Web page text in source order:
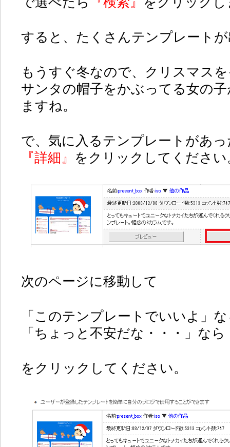
すると、たくさんテンプレート
もうすぐ冬なので、クリスマス
サンタの帽子をかぶってる女の
ますね。
で、気に入るテンプレートがあ
『詳細』
をクリックしてください
次のページに移動して
「このテンプレートでいいよ」
「ちょっと不安だな・・・」なら
をクリックしてください。